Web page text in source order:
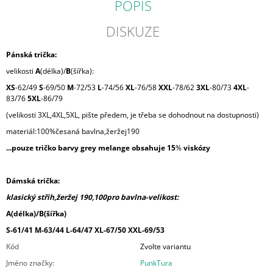
POPIS
DISKUZE
Pánská trička:
velikosti A(délka)/B(šířka):
XS-62/49S-69/50 M-72/53 L-74/56XL-76/58XXL-78/623XL-80/734XL-
83/765XL-86/79
(velikosti 3XL,4XL,5XL, pište předem, je třeba se dohodnout na dostupnosti)
materiál:100%česaná bavlna,žeržej190
...pouze tričko barvy grey melange obsahuje 15%viskózy
Dámská trička:
klasický střih,žeržej 190,100pro bavlna-velikost:
A(délka)/B(šířka)
S-61/41 M-63/44 L-64/47 XL-67/50 XXL-69/53
Kód
Zvolte variantu
Jméno značky: PunkTura